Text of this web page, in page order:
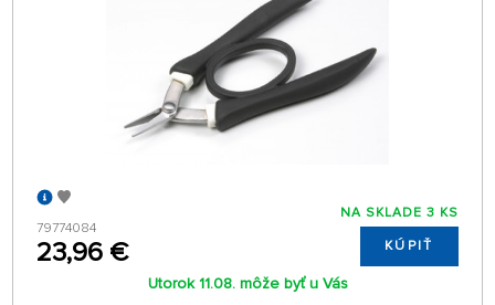
79774084
23,96 €
NA SKLADE 3 KS
KÚPIŤ
Utorok 11.08. môže byť u Vás